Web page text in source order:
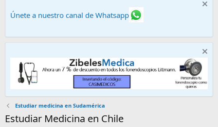
Únete a nuestro canal de Whatsapp
Estudiar medicina en Sudamérica
Estudiar Medicina en Chile